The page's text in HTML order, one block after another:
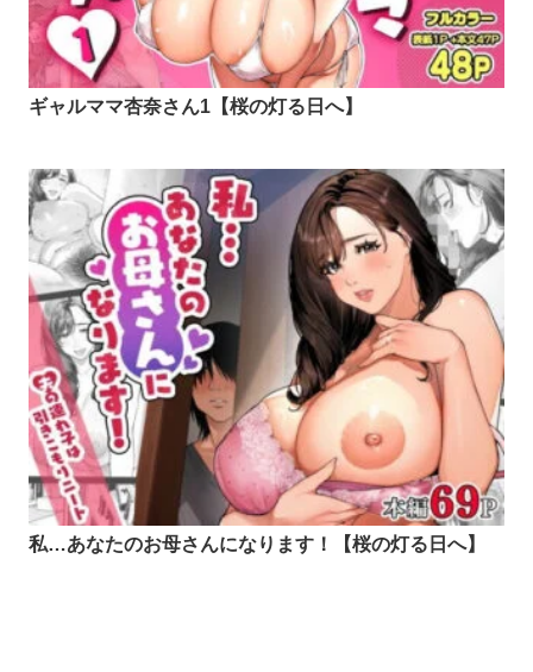
ギャルママ杏奈さん1【桜の灯る日へ】
私…あなたのお母さんになります！【桜の灯る日へ】